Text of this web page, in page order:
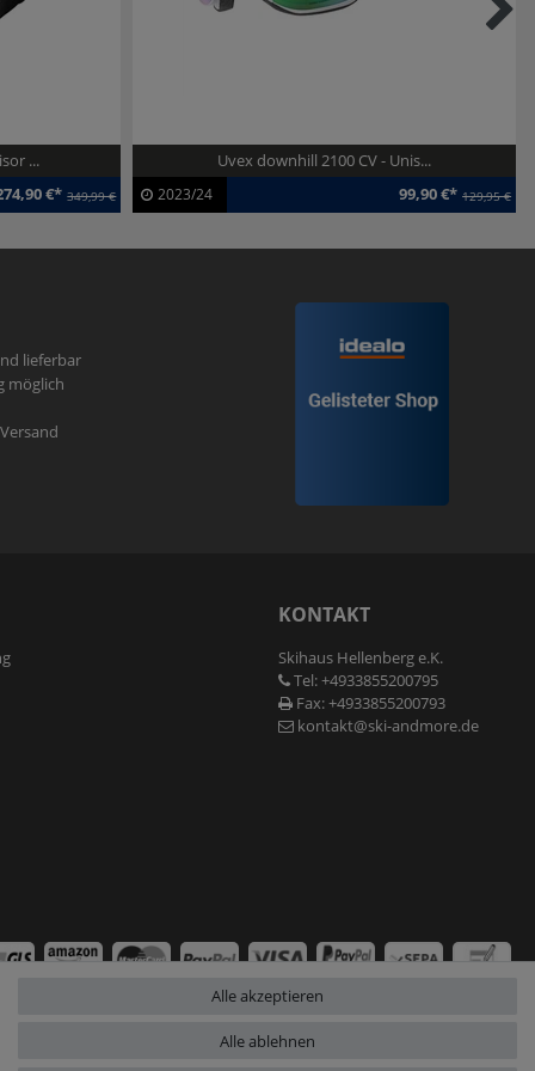
...
€* 349,99 €
Uvex downhill 2100 CV - Unis...
2023/24 99,90 €* 129,95 €
lieferbar
möglich
KONTAKT
Skihaus Hellenberg e.K.
Tel: +4933855200795
Fax: +4933855200793
kontakt@ski-andmore.de
Alle akzeptieren
Alle ablehnen